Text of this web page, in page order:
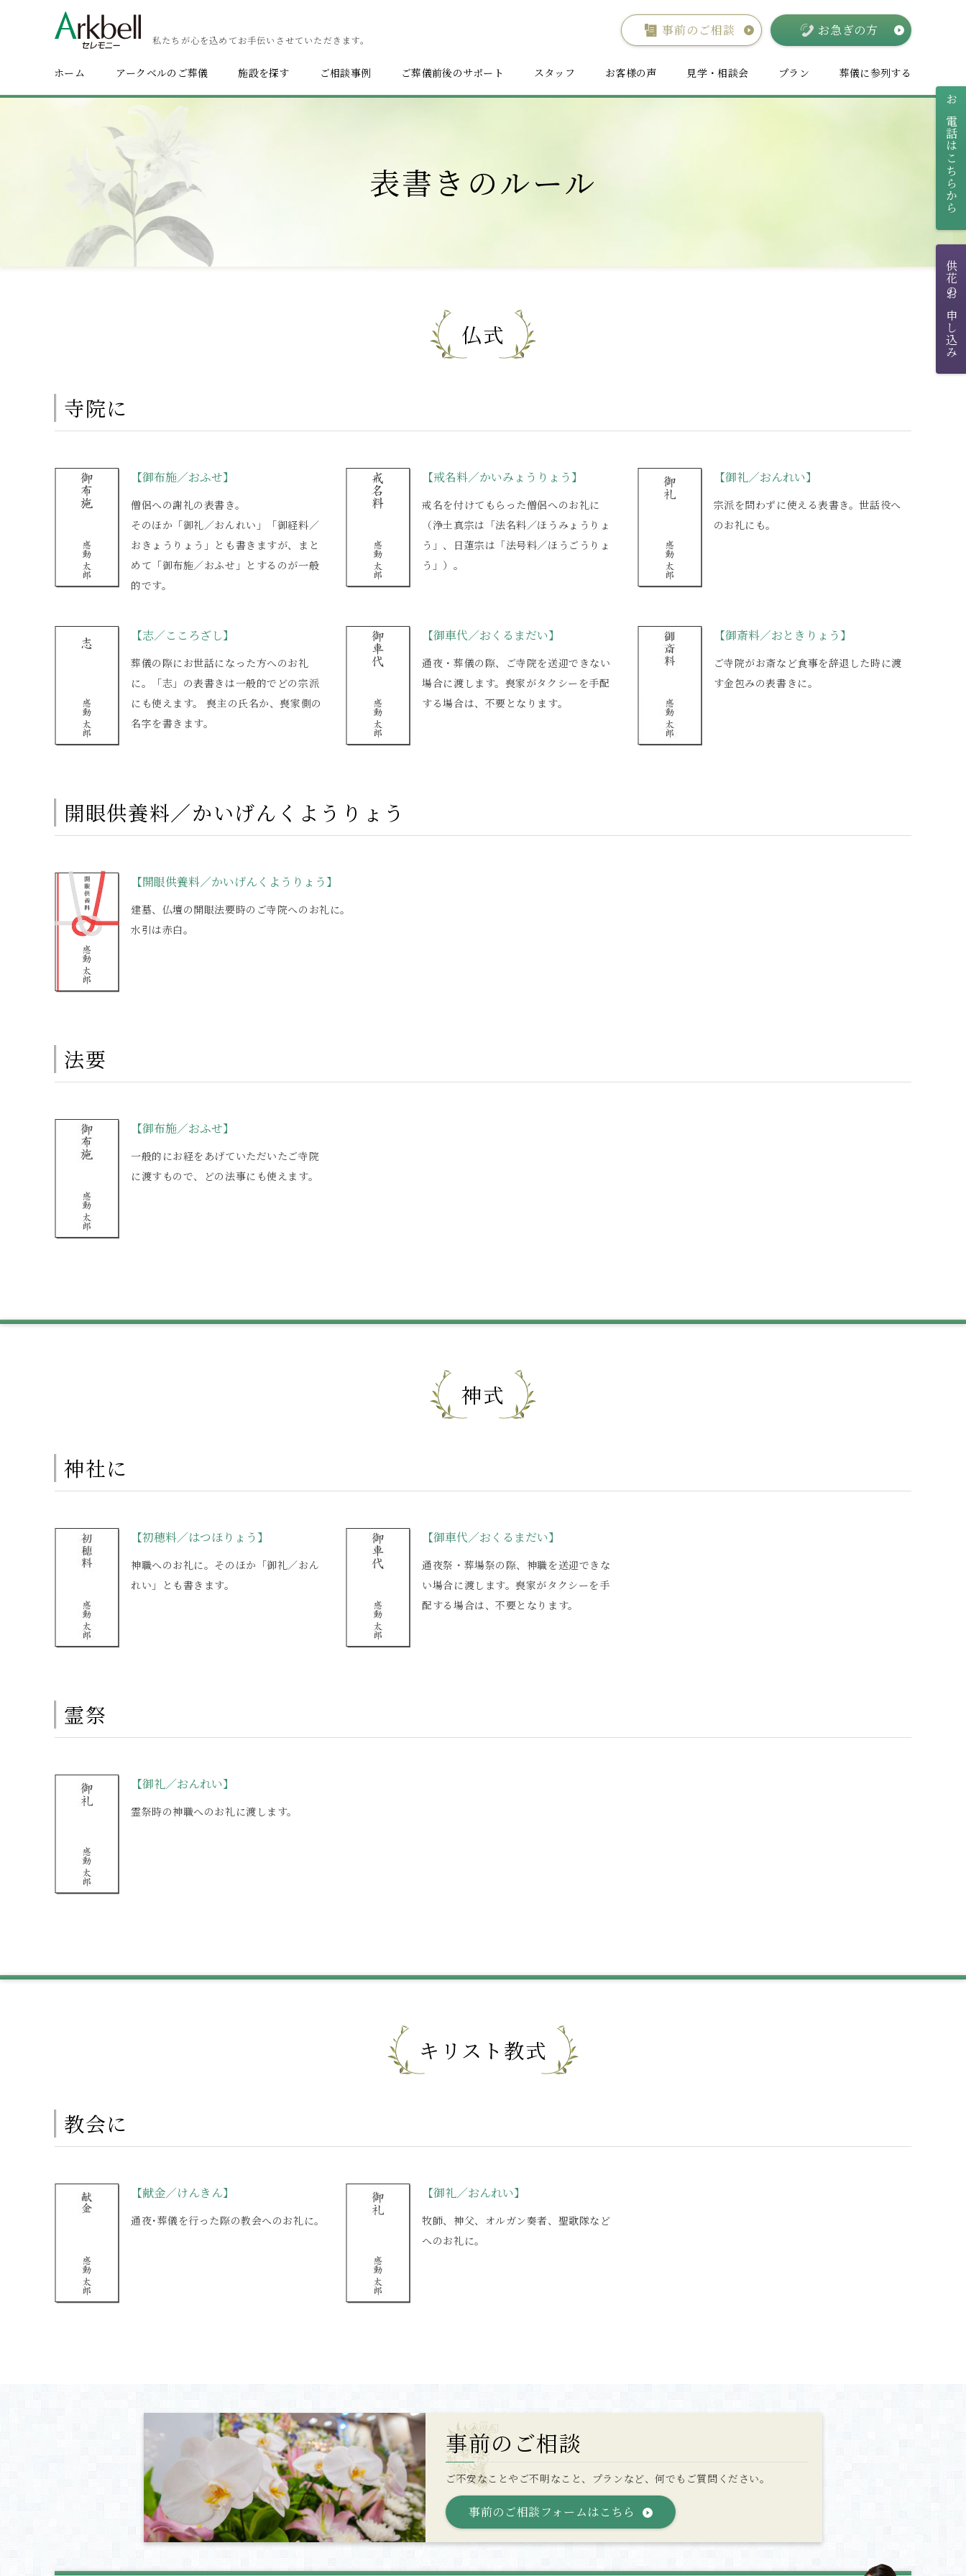
私たちが心を込めてお手伝いさせていただきます。
事前のご相談 お急ぎの方
ホーム アークベルのご葬儀 施設を探す ご相談事例 ご葬儀前後のサポート スタッフ お客様の声 見学・相談会 プラン 葬儀に参列する
表書きのルール
仏式
寺院に
【御布施／おふせ】
僧侶への謝礼の表書き。
そのほか「御礼／おんれい」「御経料／
おきょうりょう」とも書きますが、まと
めて「御布施／おふせ」とするのが一般
的です。
【戒名料／かいみょうりょう】
戒名を付けてもらった僧侶へのお礼に
（浄土真宗は「法名料／ほうみょうりょ
う」、日蓮宗は「法号料／ほうごうりょ
う」）。
【御礼／おんれい】
宗派を問わずに使える表書き。世話役へ
のお礼にも。
【志／こころざし】
葬儀の際にお世話になった方へのお礼
に。「志」の表書きは一般的でどの宗派
にも使えます。 喪主の氏名か、喪家側の
名字を書きます。
【御車代／おくるまだい】
通夜・葬儀の際、ご寺院を送迎できない
場合に渡します。喪家がタクシーを手配
する場合は、不要となります。
【御斎料／おときりょう】
ご寺院がお斎など食事を辞退した時に渡
す金包みの表書きに。
開眼供養料／かいげんくようりょう
【開眼供養料／かいげんくようりょう】
建墓、仏壇の開眼法要時のご寺院へのお礼に。
水引は赤白。
法要
【御布施／おふせ】
一般的にお経をあげていただいたご寺院
に渡すもので、どの法事にも使えます。
神式
神社に
【初穂料／はつほりょう】
神職へのお礼に。そのほか「御礼／おん
れい」とも書きます。
【御車代／おくるまだい】
通夜祭・葬場祭の際、神職を送迎できな
い場合に渡します。喪家がタクシーを手
配する場合は、不要となります。
霊祭
【御礼／おんれい】
霊祭時の神職へのお礼に渡します。
キリスト教式
教会に
【献金／けんきん】
通夜･葬儀を行った際の教会へのお礼に。
【御礼／おんれい】
牧師、神父、オルガン奏者、聖歌隊など
へのお礼に。
事前のご相談
ご不安なことやご不明なこと、プランなど、何でもご質問ください。
事前のご相談フォームはこちら
お電話はこちらから
供花のお申し込み